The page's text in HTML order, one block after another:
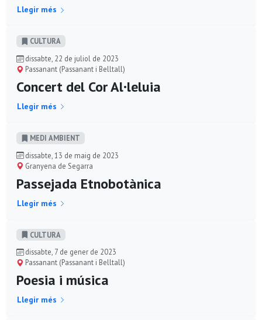
Llegir més
CULTURA
dissabte, 22 de juliol de 2023
Passanant (Passanant i Belltall)
Concert del Cor Al·leluia
Llegir més
MEDI AMBIENT
dissabte, 13 de maig de 2023
Granyena de Segarra
Passejada Etnobotànica
Llegir més
CULTURA
dissabte, 7 de gener de 2023
Passanant (Passanant i Belltall)
Poesia i música
Llegir més